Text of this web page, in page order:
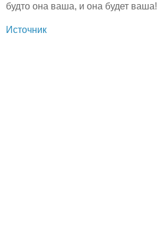
будто она ваша, и она будет ваша!
Источник